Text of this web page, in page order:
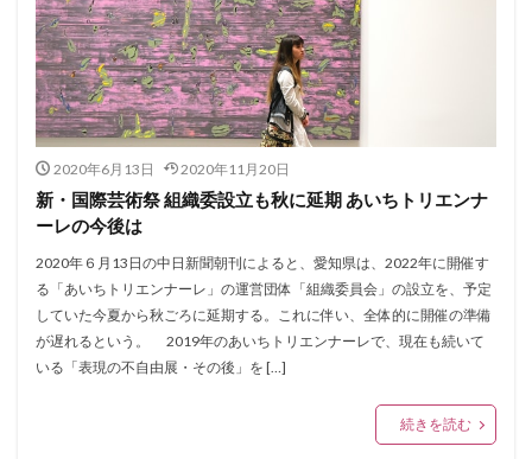
2020年6月13日 2020年11月20日
新・国際芸術祭 組織委設立も秋に延期 あいちトリエンナ
ーレの今後は
2020年６月13日の中日新聞朝刊によると、愛知県は、2022年に開催す
る「あいちトリエンナーレ」の運営団体「組織委員会」の設立を、予定
していた今夏から秋ごろに延期する。これに伴い、全体的に開催の準備
が遅れるという。 2019年のあいちトリエンナーレで、現在も続いて
いる「表現の不自由展・その後」を […]
続きを読む